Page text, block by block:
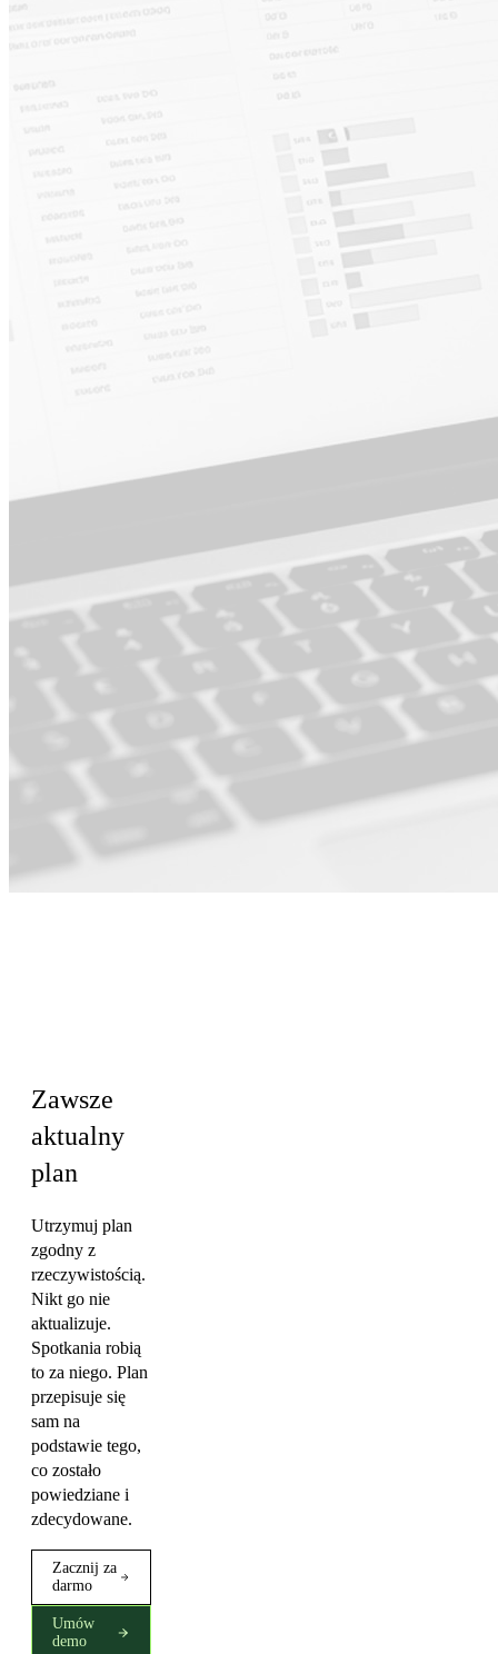
Zawsze
aktualny
plan
Utrzymuj plan
zgodny z
rzeczywistością.
Nikt go nie
aktualizuje.
Spotkania robią
to za niego. Plan
przepisuje się
sam na
podstawie tego,
co zostało
powiedziane i
zdecydowane.
Zacznij za
darmo
Umów
demo